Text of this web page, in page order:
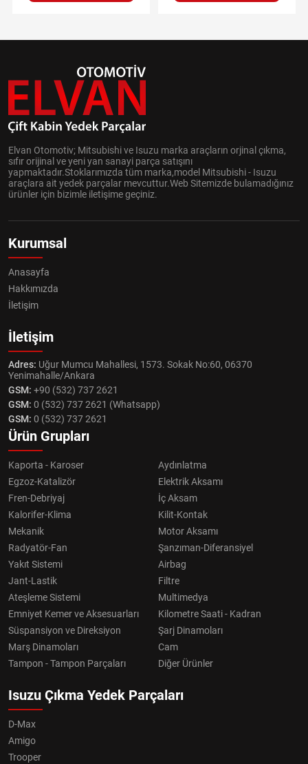
Elvan Otomotiv; Mitsubishi ve Isuzu marka araçların orjinal çıkma,
sıfır orijinal ve yeni yan sanayi parça satışını
yapmaktadır.Stoklarımızda tüm marka,model Mitsubishi - Isuzu
araçlara ait yedek parçalar mevcuttur.Web Sitemizde bulamadığınız
ürünler için bizimle iletişime geçiniz.
Kurumsal
Anasayfa
Hakkımızda
İletişim
İletişim
Adres: Uğur Mumcu Mahallesi, 1573. Sokak No:60, 06370
Yenimahalle/Ankara
GSM: +90 (532) 737 2621
GSM: 0 (532) 737 2621 (Whatsapp)
GSM: 0 (532) 737 2621
Ürün Grupları
Kaporta - Karoser
Aydınlatma
Egzoz-Katalizör
Elektrik Aksamı
Fren-Debriyaj
İç Aksam
Kalorifer-Klima
Kilit-Kontak
Mekanik
Motor Aksamı
Radyatör-Fan
Şanzıman-Diferansiyel
Yakıt Sistemi
Airbag
Jant-Lastik
Filtre
Ateşleme Sistemi
Multimedya
Emniyet Kemer ve Aksesuarları
Kilometre Saati - Kadran
Süspansiyon ve Direksiyon
Şarj Dinamoları
Marş Dinamoları
Cam
Tampon - Tampon Parçaları
Diğer Ürünler
Isuzu Çıkma Yedek Parçaları
D-Max
Amigo
Trooper